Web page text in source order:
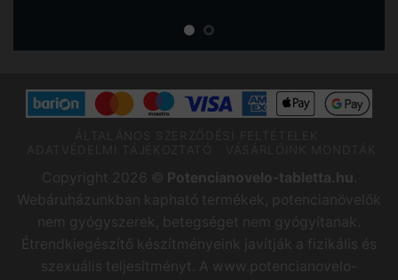
Copyright 2026 © Potencianovelo-tabletta.hu
Webáruházunkban kapható termékek, potencianövelők
nem gyógyszerek, betegséget nem gyógyítanak.
Étrendkiegészítő készítményeink javítják a fizikális és
szexuális teljesítményt. A www.potencianovelo-